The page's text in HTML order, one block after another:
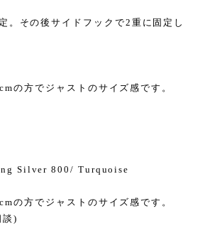
。その後サイドフックで2重に固定し
の方でジャストのサイズ感です。
Silver 800/ Turquoise
の方でジャストのサイズ感です。
)